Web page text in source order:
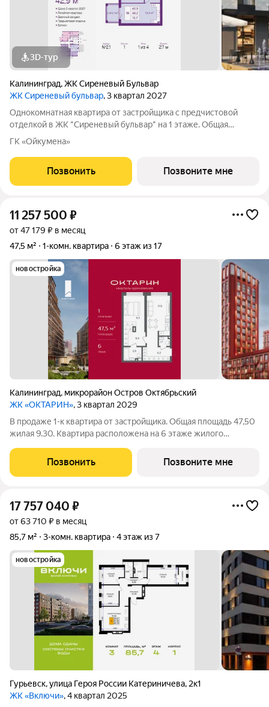
3D-тур
Калининград,ЖК Сиреневый Бульвар
ЖК Сиреневый бульвар, 3 квартал 2027
Однокомнатная квартира от застройщика с предчистовой
отделкой в ЖК "Сиреневый бульвар" на 1 этаже. Общая
площадь: 42.9 кв.м., жилая: 12.7 кв.м., площадь просторной
кухни-столовой: 19.4 кв.м. Все окна выходят на одну сторону. В
квартире один балкон,
ГК «Ойкумена»
Позвонить Позвоните мне
11 257 500 ₽
от 47 179 ₽ в месяц
47,5 м²
1-комн. квартира 6 этаж из 17
новостройка
Калининград, микрорайон Остров Октябрьский
ЖК «ОКТАРИН», 3 квартал 2029
В продаже 1-к квартира от застройщика. Общая площадь 47,50
жилая 9.30. Квартира расположена на 6 этаже жилого
года. ОКТАРИН - масштабный жилой квартал площадью 7
гектаров, расположенный на
Позвонить Позвоните мне
17 757 040 ₽
от 63 710 ₽ в месяц
85,7 м²
3-комн. квартира 4 этаж из 7
новостройка
Гурьевск,улица Героя России Катериничева, 2к1
ЖК «Включи», 4 квартал 2025